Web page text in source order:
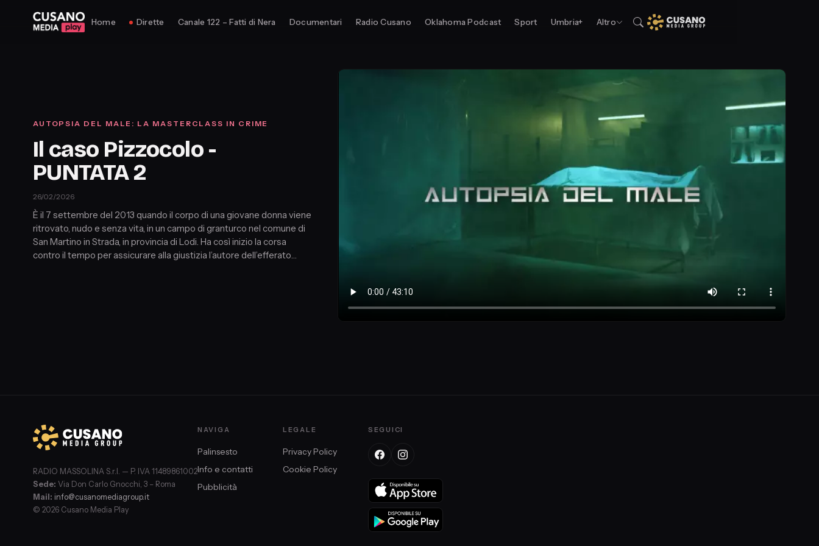
Home Dirette Canale 122 – Fatti di Nera Documentari Radio Cusano Oklahoma Podcast Sport Umbria+ Altro
AUTOPSIA DEL MALE: LA MASTERCLASS IN CRIME
Il caso Pizzocolo -
PUNTATA 2
26/02/2026
È il 7 settembre del 2013 quando il corpo di una giovane donna viene
ritrovato, nudo e senza vita, in un campo di granturco nel comune di
San Martino in Strada, in provincia di Lodi. Ha così inizio la corsa
contro il tempo per assicurare alla giustizia l’autore dell’efferato
RADIO MASSOLINA S.r.l. — P. IVA 11489861002
Sede: Via Don Carlo Gnocchi, 3 – Roma
Mail: info@cusanomediagroup.it
© 2026 Cusano Media Play
NAVIGA
Palinsesto
Info e contatti
Pubblicità
LEGALE
Privacy Policy
Cookie Policy
SEGUICI